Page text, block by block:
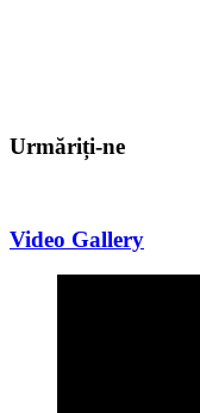
Urmăriți-ne
Video Gallery